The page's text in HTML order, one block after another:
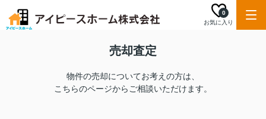
お気に入り
0
売却査定
物件の売却についてお考えの方は、
こちらのページからご相談いただけます。